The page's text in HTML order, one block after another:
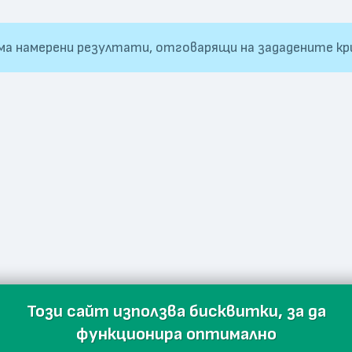
намерени резултати, отговарящи на зададените
Този сайт използва бисквитки, за да
функционира оптимално